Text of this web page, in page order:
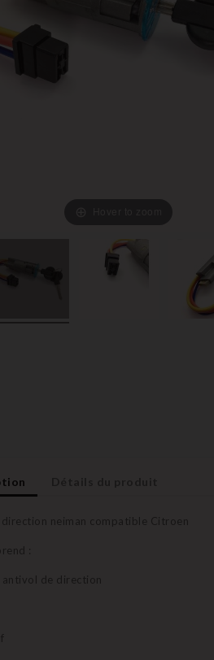
neiman compatible Citroen
:
antivol de direction